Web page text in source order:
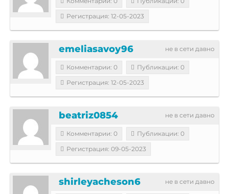
Регистрация: 12-05-2023
не в сети давно
emeliasavoy96
Комментарии: 0
Публикации: 0
Регистрация: 12-05-2023
не в сети давно
beatriz0854
Комментарии: 0
Публикации: 0
Регистрация: 09-05-2023
не в сети давно
shirleyacheson6